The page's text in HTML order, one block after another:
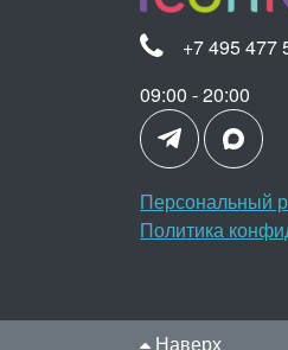
+7 495 477
09:00 - 20:00
Персональный
Политика
Наверх